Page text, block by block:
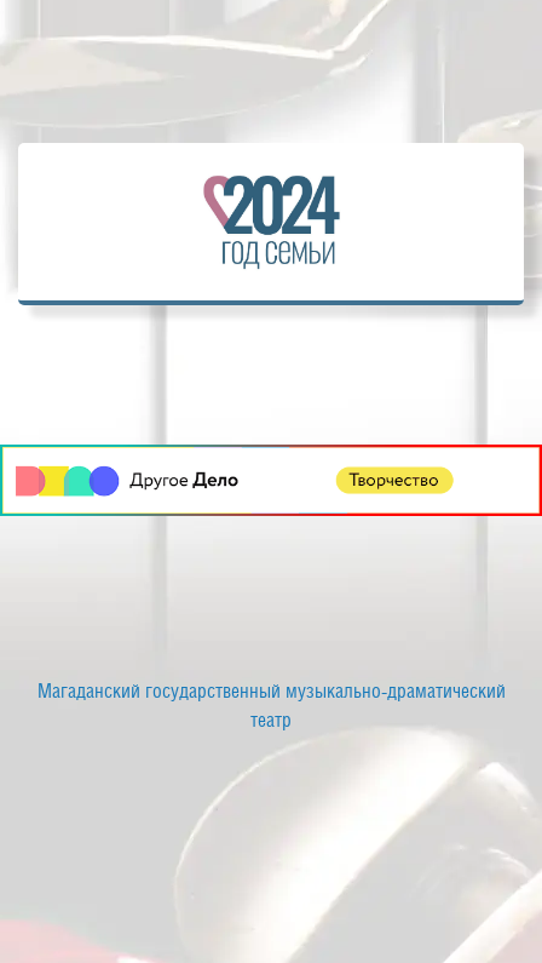
Магаданский государственный музыкально-драматический
театр